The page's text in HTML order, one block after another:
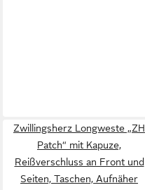
Zwillingsherz Longweste „ZH
Patch“ mit Kapuze,
Reißverschluss an Front und
Seiten, Taschen, Aufnäher